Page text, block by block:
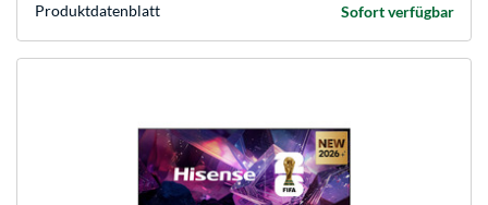
Sofort verfügbar
Produkt­datenblatt